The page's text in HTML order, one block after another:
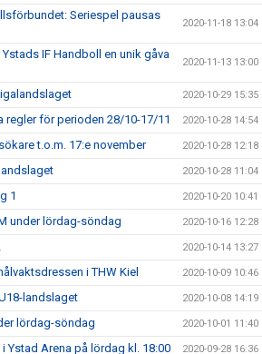
Seriespel pausas
2020-11-18 13:04
Ystads IF Handboll en unik gåva
2020-11-13 13:00
2020-10-29 15:35
regler för perioden 28/10-17/11 2020-10-28 14:54
t.o.m. 17:e november 2020-10-28 12:18
2020-10-28 11:04
1 2020-10-20 10:41
under lördag-söndag 2020-10-16 12:28
2020-10-14 13:27
i THW Kiel 2020-10-09 10:46
landslaget 2020-10-08 14:19
lördag-söndag 2020-10-01 11:40
Ystad Arena på lördag kl. 18:00 2020-09-28 16:36